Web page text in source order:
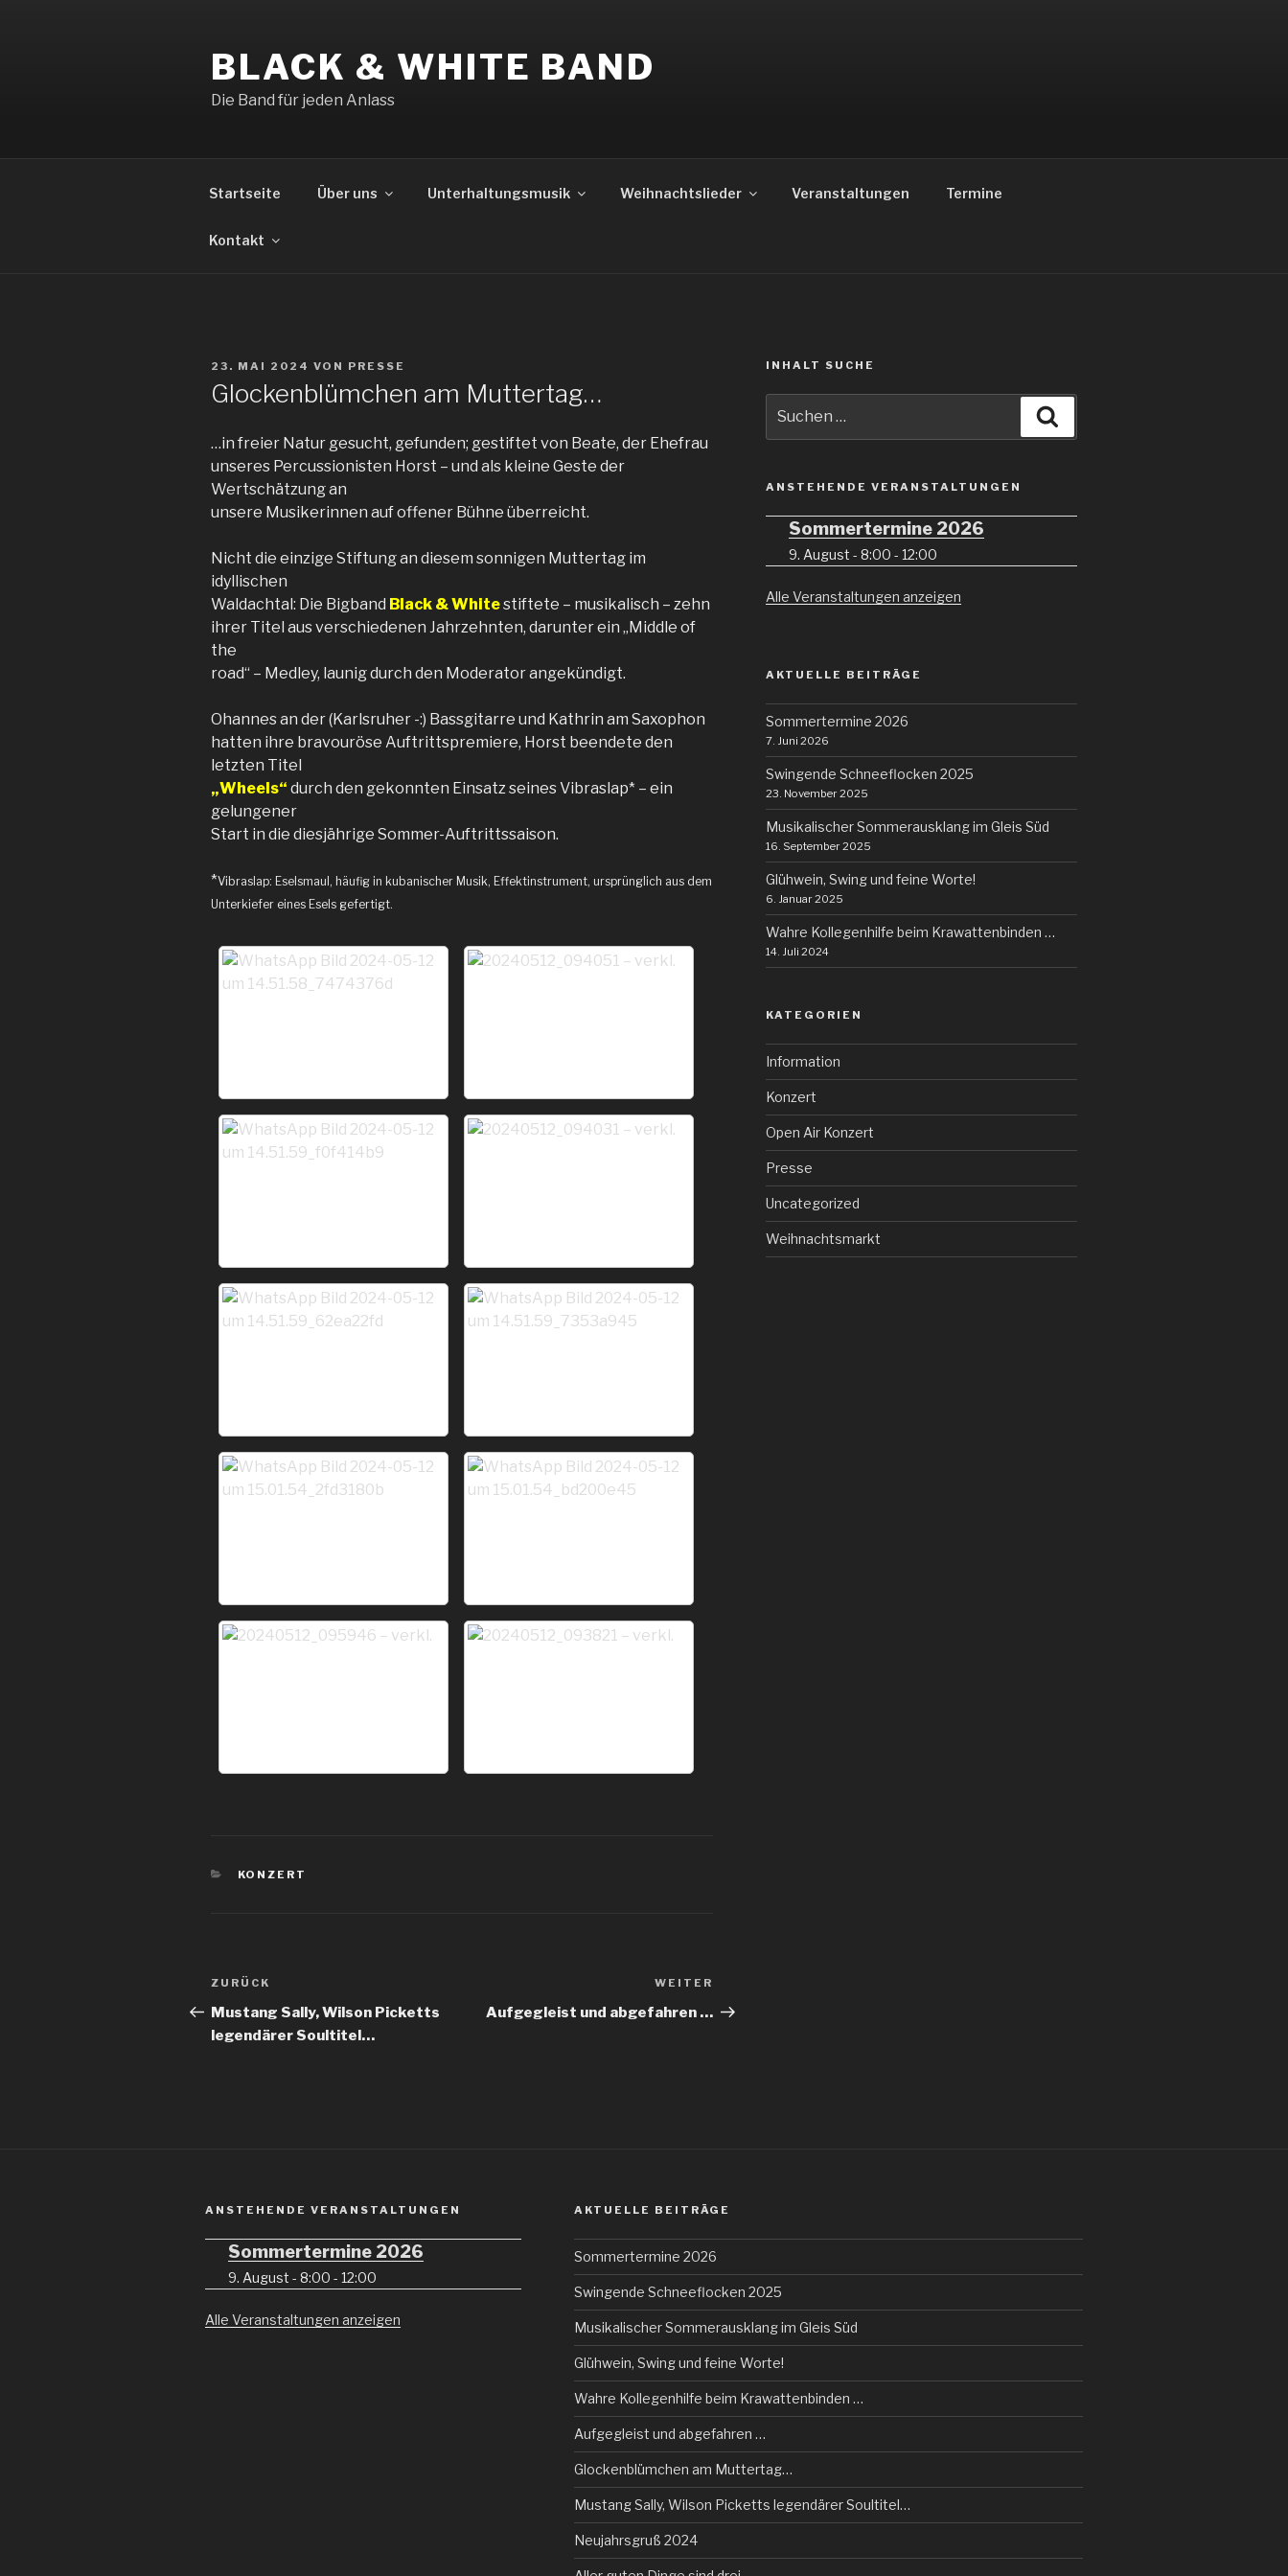
BLACK & WHITE BAND
Die Band für jeden Anlass
Startseite Über uns Unterhaltungsmusik Weihnachtslieder Veranstaltungen Termine
Kontakt
VERÖFFENTLICHT
23. MAI 2024 VON PRESSE
Glockenblümchen am Muttertag…
…in freier Natur gesucht, gefunden; gestiftet von Beate, der Ehefrau
unseres Percussionisten Horst – und als kleine Geste der
Wertschätzung an
unsere Musikerinnen auf offener Bühne überreicht.
Nicht die einzige Stiftung an diesem sonnigen Muttertag im
idyllischen
Waldachtal: Die Bigband Black & Whitestiftete – musikalisch – zehn
ihrer Titel aus verschiedenen Jahrzehnten, darunter ein „Middle of
the
road“ – Medley, launig durch den Moderator angekündigt.
Ohannes an der (Karlsruher -:) Bassgitarre und Kathrin am Saxophon
hatten ihre bravouröse Auftrittspremiere, Horst beendete den
letzten Titel
„Wheels“ durch den gekonnten Einsatz seines Vibraslap* – ein
gelungener
Start in die diesjährige Sommer-Auftrittssaison.
*Vibraslap: Eselsmaul, häufig in kubanischer Musik, Effektinstrument, ursprünglich aus dem
Unterkiefer eines Esels gefertigt.
KATEGORIEN
KONZERT
Beitragsnavigation
Vorheriger
Beitrag
ZURÜCK
Mustang Sally, Wilson Picketts
legendärer Soultitel…
Beitrag
WEITER
Aufgegleist und abgefahren …
INHALT SUCHE
nach:
ANSTEHENDE VERANSTALTUNGEN
Sommertermine 2026
9. August - 8:00 - 12:00
Alle Veranstaltungen anzeigen
AKTUELLE BEITRÄGE
Sommertermine 2026
7. Juni 2026
Swingende Schneeflocken 2025
23. November 2025
Musikalischer Sommerausklang im Gleis Süd
16. September 2025
Glühwein, Swing und feine Worte!
6. Januar 2025
Wahre Kollegenhilfe beim Krawattenbinden …
14. Juli 2024
KATEGORIEN
Information
Konzert
Open Air Konzert
Presse
Uncategorized
Weihnachtsmarkt
ANSTEHENDE VERANSTALTUNGEN
Sommertermine 2026
9. August - 8:00 - 12:00
Alle Veranstaltungen anzeigen
AKTUELLE BEITRÄGE
Sommertermine 2026
Swingende Schneeflocken 2025
Musikalischer Sommerausklang im Gleis Süd
Glühwein, Swing und feine Worte!
Wahre Kollegenhilfe beim Krawattenbinden …
Aufgegleist und abgefahren …
Glockenblümchen am Muttertag…
Mustang Sally, Wilson Picketts legendärer Soultitel…
Neujahrsgruß 2024